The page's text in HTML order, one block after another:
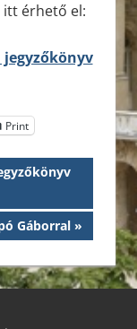
itt érhető el:
Print
Gáborral